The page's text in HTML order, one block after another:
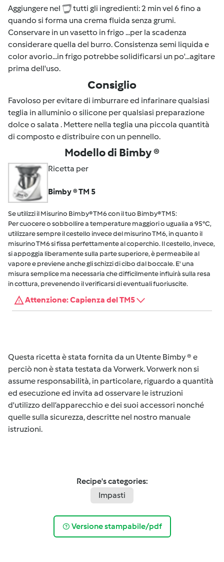
Aggiungere nel
tutti gli ingredienti: 2 min vel 6 fino a
quando si forma una crema fluida senza grumi.
Conservare in un vasetto in frigo ...per la scadenza
considerare quella del burro. Consistenza semi liquida e
color avorio...in frigo potrebbe solidificarsi un po'...agitare
prima dell'uso.
Consiglio
Favoloso per evitare di imburrare ed infarinare qualsiasi
teglia in alluminio o silicone per qualsiasi preparazione
dolce o salata . Mettere nella teglia una piccola quantità
di composto e distribuire con un pennello.
Modello di Bimby ®
Ricetta per
Bimby ® TM 5
Se utilizzi il Misurino Bimby® TM6 con il tuo Bimby® TM5:
Per cuocere o sobbollire a temperature maggiori o ugualia a 95°C,
utilizzare sempre il cestello invece del misurino TM6, in quanto il
misurino TM6 si fissa perfettamente al coperchio. Il cestello, invece,
si appoggia liberamente sulla parte superiore, è permeabile al
vapore e previene anche gli schizzi di cibo dal boccale. E' una
misura semplice ma necessaria che difficilmente influirà sulla resa
in cottura, prevenendo il verificarsi di eventuali fuoriuscite.
Attenzione: Capienza del TM5
Questa ricetta è stata fornita da un Utente Bimby ® e
perciò non è stata testata da Vorwerk. Vorwerk non si
assume responsabilità, in particolare, riguardo a quantità
ed esecuzione ed invita ad osservare le istruzioni
d'utilizzo dell’apparecchio e dei suoi accessori nonché
quelle sulla sicurezza, descritte nel nostro manuale
istruzioni.
Recipe's categories:
Impasti
Versione stampabile/pdf